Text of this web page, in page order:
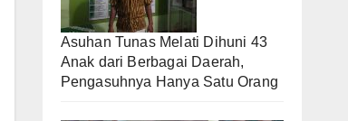
Asuhan Tunas Melati Dihuni 43
Anak dari Berbagai Daerah,
Pengasuhnya Hanya Satu Orang